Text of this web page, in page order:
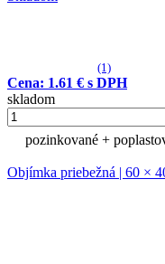
(1)
Cena: 1.61 € s DPH
skladom
pozinkované +
Objímka priebežná | 60 ×